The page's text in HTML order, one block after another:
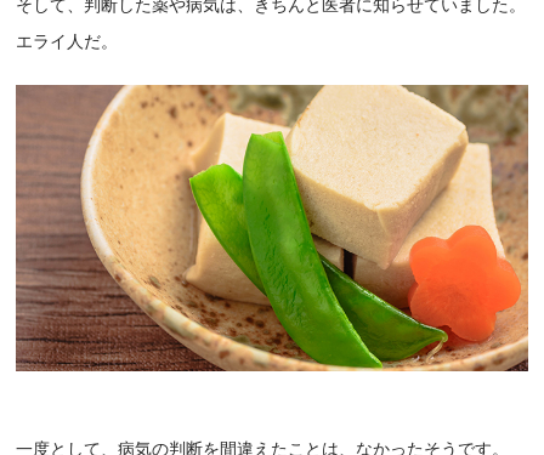
そして、判断した薬や病気は、きちんと医者に知らせていました。
エライ人だ。
一度として、病気の判断を間違えたことは、なかったそうです。